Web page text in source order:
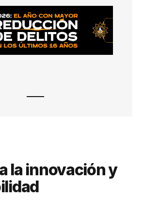
la innovación y